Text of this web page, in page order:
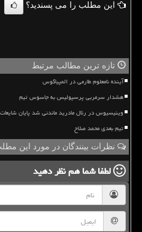
این مطلب را می پسندید؟
تازه ترین مطالب مرتبط
آینده نامعلوم طارمی در المپیاکوس
هشدار سرمربی پرسپولیس به جاسوس تیم
وینیسیوس در رئال مادرید ماندنی شد پایان
تیم بعدی محمد صلاح
نظرات بینندگان در مورد این
لطفا شما همنظر دهید